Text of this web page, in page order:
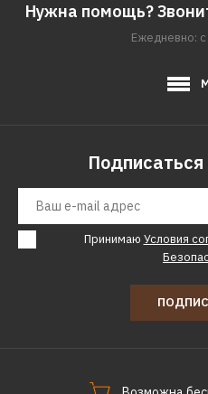
Нужна помощь?
Ежедневно:
Принимаю Условия